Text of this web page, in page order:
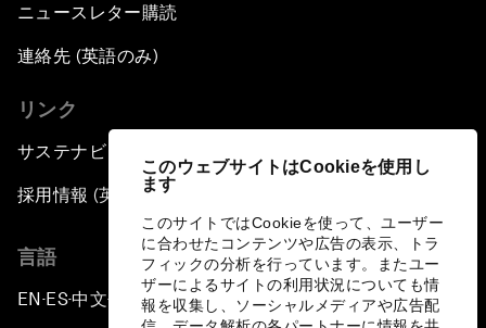
このウェブサイトはCookieを使用し
ます
このサイトではCookieを使って、ユーザー
に合わせたコンテンツや広告の表示、トラ
フィックの分析を行っています。またユー
ザーによるサイトの利用状況についても情
報を収集し、ソーシャルメディアや広告配
ニュースレター購読
連絡先 (英語のみ)
リンク
サステナビリティへの取り組み
採用情報 (英語のみ)
言語
EN ▪ ES▪中文▪ 日本語